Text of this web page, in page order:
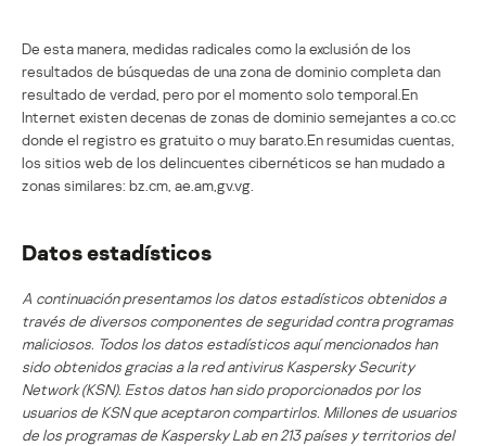
De esta manera, medidas radicales como la exclusión de los
resultados de búsquedas de una zona de dominio completa dan
resultado de verdad, pero por el momento solo temporal.En
Internet existen decenas de zonas de dominio semejantes a co.cc
donde el registro es gratuito o muy barato.En resumidas cuentas,
los sitios web de los delincuentes cibernéticos se han mudado a
zonas similares: bz.cm, ae.am,gv.vg.
Datos estadísticos
A continuación presentamos los datos estadísticos obtenidos a
través de diversos componentes de seguridad contra programas
maliciosos. Todos los datos estadísticos aquí mencionados han
sido obtenidos gracias a la red antivirus Kaspersky Security
Network (KSN). Estos datos han sido proporcionados por los
usuarios de KSN que aceptaron compartirlos. Millones de usuarios
de los programas de Kaspersky Lab en 213 países y territorios del